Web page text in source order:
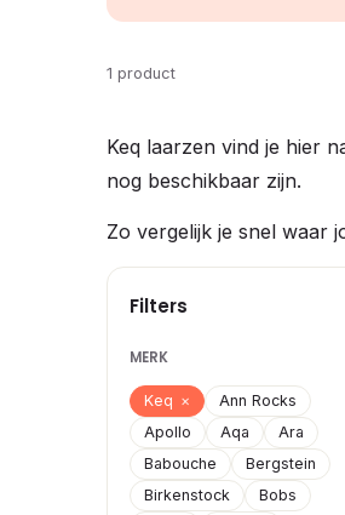
1 product
Keq laarzen vind je hier
nog beschikbaar zijn.
Zo vergelijk je snel waar
Filters
MERK
Keq ×
Ann Rocks
Apollo
Aqa
Ara
Babouche
Bergstein
Birkenstock
Bobs